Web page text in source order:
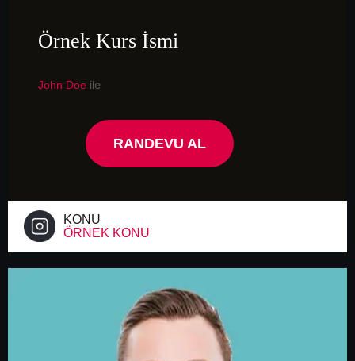
Örnek Kurs İsmi
John Doe ile
RANDEVU AL
KONU
ÖRNEK KONU